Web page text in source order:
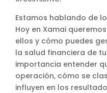
Soporte y
Soporte y
Business One
Soporte y
S4HANA Cloud
CONSULTORIA
Consultoria SAP
Estamos hablando de
Hoy en Xamai
ellos y cómo puedes
la salud financiera de
importancia entender
operación, cómo se
influyen en los